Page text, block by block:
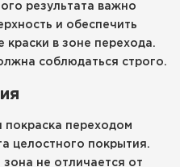
результата важно
и обеспечить
краски в зоне перехода.
соблюдаться строго.
покраска переходом
целостного покрытия.
не отличается от